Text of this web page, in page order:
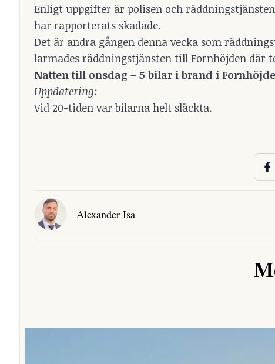
Enligt uppgifter är polisen och
har rapporterats skadade.
Det är andra gången denna vecka som
larmades räddningstjänsten till Fornhöjden där
Natten till onsdag – 5 bilar i brand i
Uppdatering:
Vid 20-tiden var bilarna helt släckta.
Alexander Isa